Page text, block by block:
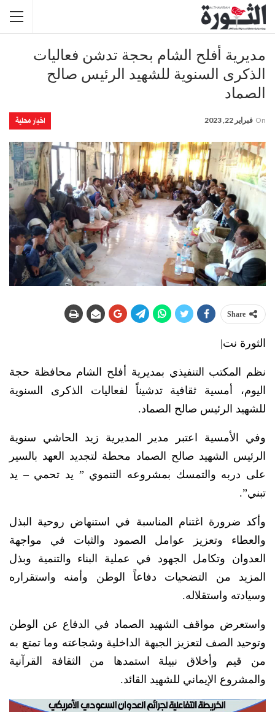
مديرية أفلح الشام بحجة تدشن فعاليات
الذكرى السنوية للشهيد الرئيس صالح
الصماد
اخبار محلية On فبراير 22, 2023
Share
الثورة نت|
نظم المكتب التنفيذي بمديرية أفلح الشام محافظة حجة
اليوم، أمسية ثقافية تدشيناً لفعاليات الذكرى السنوية
للشهيد الرئيس صالح الصماد.
وفي الأمسية اعتبر مدير المديرية زيد الحاشي سنوية
الرئيس الشهيد صالح الصماد محطة لتجديد العهد بالسير
على دربه والتمسك بمشروعه التنموي ” يد تحمي – يد
تبني”.
وأكد ضرورة اغتنام المناسبة في استنهاض روحية البذل
والعطاء وتعزيز عوامل الصمود والثبات في مواجهة
العدوان وتكامل الجهود في عملية البناء والتنمية وبذل
المزيد من التضحيات دفاعاً الوطن وأمنه واستقراره
وسيادته واستقلاله.
واستعرض مواقف الشهيد الصماد في الدفاع عن الوطن
وتوحيد الصف لتعزيز الجبهة الداخلية وشجاعته وما تمتع به
من قيم وأخلاق نبيلة استمدها من الثقافة القرآنية
والمشروع الإيماني للشهيد القائد.